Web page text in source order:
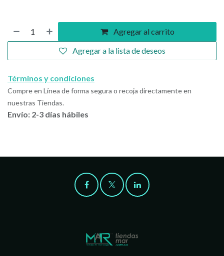
Agregar al carrito
Agregar a la lista de deseos
Términos y condiciones
Compre en Línea de forma segura o recoja directamente en
nuestras Tiendas.
Envío: 2-3 días hábiles